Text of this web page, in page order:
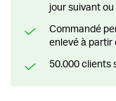
jour suivant
Commandé pendant le weekend? Livré ou prêt à être
enlevé à partir
50.000